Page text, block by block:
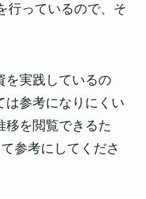
行っているので、そ
を実践しているの
は参考になりにくい
移を閲覧できるた
参考に してくださ